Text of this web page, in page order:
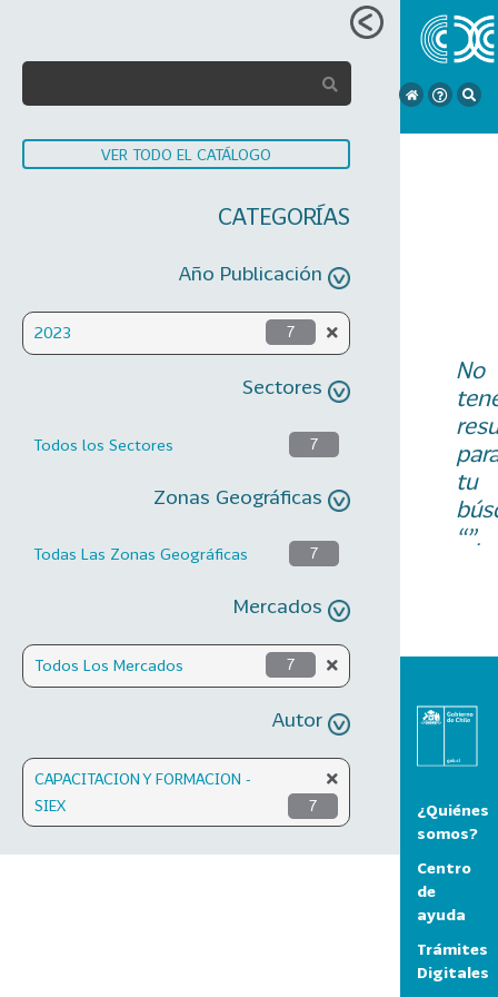
VER TODO EL CATÁLOGO
CATEGORÍAS
Año Publicación
2023 7
Sectores
Todos los Sectores 7
Zonas Geográficas
Todas Las Zonas Geográficas 7
Mercados
Todos Los Mercados 7
Autor
CAPACITACION Y FORMACION -
SIEX
7
No
tu
“”.
¿Quiénes
somos?
Centro
de
ayuda
Trámites
Digitales